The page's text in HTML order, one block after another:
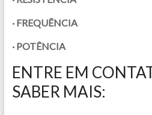
· FREQUÊNCIA
· POTÊNCIA
ENTRE EM
SABER MAIS: